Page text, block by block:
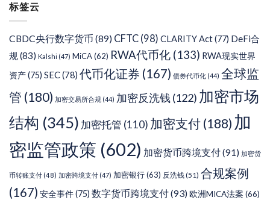
类
标签云
CBDC央行数字货币 (89) CFTC (98) CLARITY Act(77) DeFi合
规(83) Kalshi (47) MiCA(62) RWA代币化 (133) RWA现实世界
资产(75) SEC(78) 代币化证券 (167) 债券代币化 (44) 全球监
管 (180) 加密交易所合规 (44) 加密反洗钱 (122) 加密市场
结构 (345) 加密托管 (110) 加密支付 (188) 加
密监管政策 (602) 加密货币跨境支付(91) 加密货
币转账支付 (48) 加密跨境支付 (47) 加密银行(63) 反洗钱(51) 合规案例
(167) 安全事件(75) 数字货币跨境支付(93)欧洲MICA法案 (66)